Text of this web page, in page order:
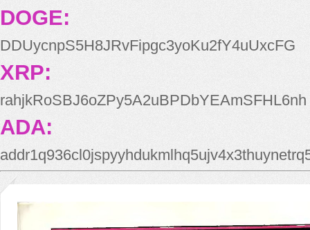
DOGE:
DDUycnpS5H8JRvFipgc3yoKu2fY4uUxcFG
XRP:
rahjkRoSBJ6oZPy5A2uBPDbYEAmSFHL6nh
ADA: